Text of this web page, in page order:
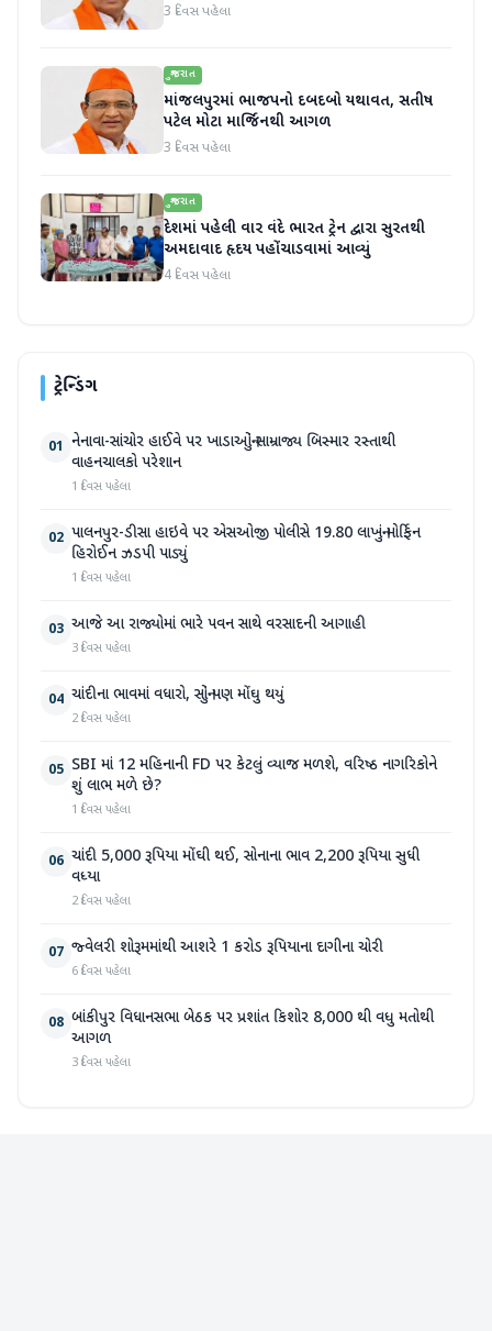
3 દિવસ પહેલા
ગુજરાત
માંજલપુરમાં ભાજપનો દબદબો યથાવત, સતીષ
પટેલ મોટા માર્જિનથી આગળ
3 દિવસ પહેલા
ગુજરાત
દેશમાં પહેલી વાર વંદે ભારત ટ્રેન દ્વારા સુરતથી
અમદાવાદ હૃદય પહોંચાડવામાં આવ્યું
4 દિવસ પહેલા
ટ્રેન્ડિંગ
01 નેનાવા-સાંચોર હાઈવે પર ખાડાઓનું સામ્રાજ્ય બિસ્માર રસ્તાથી
વાહનચાલકો પરેશાન
1 દિવસ પહેલા
02 પાલનપુર-ડીસા હાઇવે પર એસઓજી પોલીસે 19.80 લાખનું મોર્ફિન
હિરોઈન ઝડપી પાડ્યું
1 દિવસ પહેલા
03 આજે આ રાજ્યોમાં ભારે પવન સાથે વરસાદની આગાહી
3 દિવસ પહેલા
04 ચાંદીના ભાવમાં વધારો, સોનું પણ મોંઘુ થયું
2 દિવસ પહેલા
05 SBI માં 12 મહિનાની FD પર કેટલું વ્યાજ મળશે, વરિષ્ઠ નાગરિકોને
શું લાભ મળે છે?
1 દિવસ પહેલા
06 ચાંદી 5,000 રૂપિયા મોંઘી થઈ, સોનાના ભાવ 2,200 રૂપિયા સુધી
વધ્યા
2 દિવસ પહેલા
07 જ્વેલરી શોરૂમમાંથી આશરે 1 કરોડ રૂપિયાના દાગીના ચોરી
6 દિવસ પહેલા
08 બાંકીપુર વિધાનસભા બેઠક પર પ્રશાંત કિશોર 8,000 થી વધુ મતોથી
આગળ
3 દિવસ પહેલા